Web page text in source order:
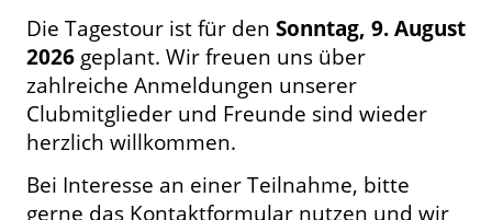
Die Tagestour ist für den Sonntag, 9. August
2026 geplant. Wir freuen uns über
zahlreiche Anmeldungen unserer
Clubmitglieder und Freunde sind wieder
herzlich willkommen.
Bei Interesse an einer Teilnahme, bitte
gerne das Kontaktformular nutzen und wir